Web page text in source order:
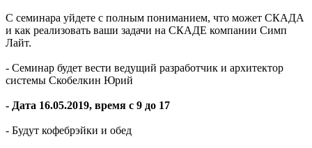
С семинара уйдете с полным пониманием, что может СКАДА
и как реализовать ваши задачи на СКАДЕ компании Симп
Лайт.
- Семинар будет вести ведущий разработчик и архитектор
системы Скобелкин Юрий
- Дата 16.05.2019, время с 9 до 17
- Будут кофебрэйки и обед